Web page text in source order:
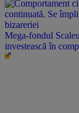
Mega-fondul
investească în